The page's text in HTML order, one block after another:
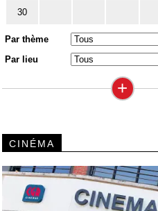
30
Par thème
Par lieu
+
CINÉMA